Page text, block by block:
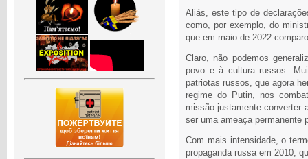
Aliás, este tipo de
como, por exemplo, do
que em maio de 2022
Claro, não podemos
povo e à cultura russos.
patriotas russos, que agora
regime do Putin, nos
missão justamente converter
ser uma ameaça permanente
Com mais intensidade, o
propaganda russa em 2010,